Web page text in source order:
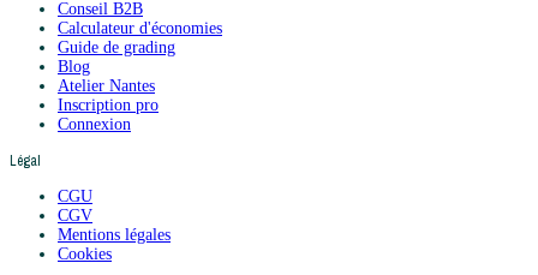
Conseil B2B
Calculateur d'économies
Guide de grading
Blog
Atelier Nantes
Inscription pro
Connexion
Légal
CGU
CGV
Mentions légales
Cookies